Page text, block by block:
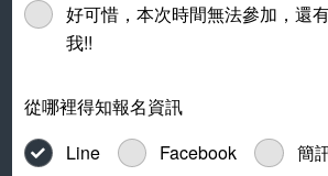
好可惜，本次時間無法參加，還
我!!
從哪裡得知報名資訊
Line
Facebook
簡